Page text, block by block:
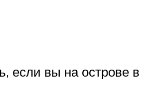
если вы на острове в